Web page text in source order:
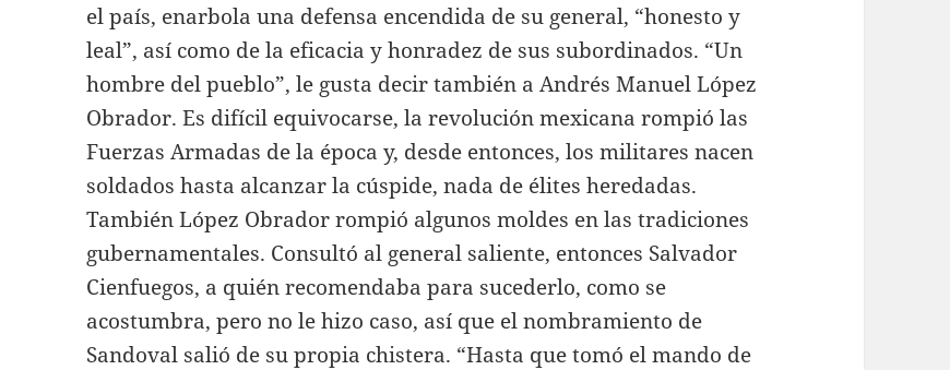
el país, enarbola una defensa encendida de su general, “honesto y
leal”, así como de la eficacia y honradez de sus subordinados. “Un
hombre del pueblo”, le gusta decir también a Andrés Manuel López
Obrador. Es difícil equivocarse, la revolución mexicana rompió las
Fuerzas Armadas de la época y, desde entonces, los militares nacen
soldados hasta alcanzar la cúspide, nada de élites heredadas.
También López Obrador rompió algunos moldes en las tradiciones
gubernamentales. Consultó al general saliente, entonces Salvador
Cienfuegos, a quién recomendaba para sucederlo, como se
acostumbra, pero no le hizo caso, así que el nombramiento de
Sandoval salió de su propia chistera. “Hasta que tomó el mando de